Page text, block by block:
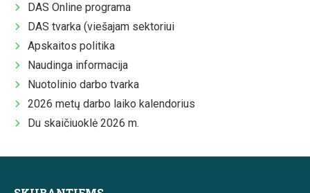
DAS Online programa
DAS tvarka (viešajam sektoriui
Apskaitos politika
Naudinga informacija
Nuotolinio darbo tvarka
2026 metų darbo laiko kalendorius
Du skaičiuoklė 2026 m.